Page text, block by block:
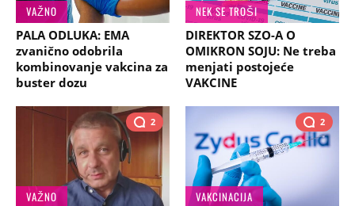
VAŽNO
PALA ODLUKA: EMA
zvanično odobrila
kombinovanje vakcina za
buster dozu
NEK SE TROŠI
DIREKTOR SZO-A O
OMIKRON SOJU: Ne treba
menjati postojeće
VAKCINE
2
VAŽNO
2
VAKCINACIJA